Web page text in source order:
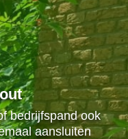
bedrijfspand ook
aansluiten